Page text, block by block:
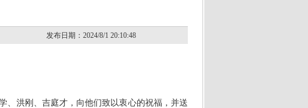
发布日期：2024/8/1 20:10:48
、洪刚、吉庭才，向他们致以衷心的祝福，并送